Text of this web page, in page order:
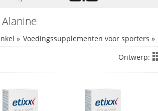
» Voedingssupplementen voor sporters »
Ontwerp: